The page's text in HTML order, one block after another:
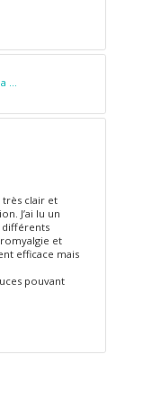
...
très clair et
J’ai lu un
différents
et
efficace mais
pouvant